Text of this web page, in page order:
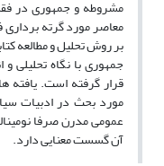
مشروطه و جمهوری در
معاصر مورد گرته
بر روش تحلیل و مطالعه
جمهوری با نگاه تحلیلی
قرار گرفته است. یافته
مورد بحث در ادبیات
عمومی مدرن صرفا
آن گسست معنایی دارد.